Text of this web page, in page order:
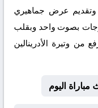
عرض جماهيري
بصوت واحد وبقلب
من وتيرة الأدرينالين
اليوم